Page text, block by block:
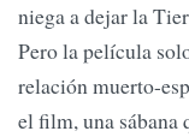
niega a dejar la
Pero la película
relación muerto-
el film, una sábana